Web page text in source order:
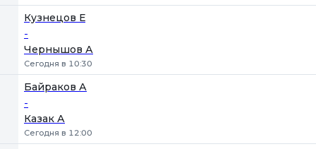
Кузнецов Е
-
Чернышов А
Сегодня в 10:30
Байраков А
-
Казак А
Сегодня в 12:00